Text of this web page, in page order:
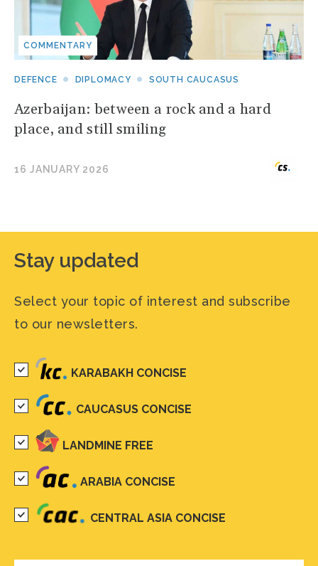
COMMENTARY
DEFENCE DIPLOMACY SOUTH CAUCASUS
Azerbaijan: between a rock and a hard
place, and still smiling
16 JANUARY 2026
Stay updated
Select your topic of interest and subscribe
to our newsletters.
KARABAKH CONCISE
CAUCASUS CONCISE
LANDMINE FREE
ARABIA CONCISE
CENTRAL ASIA CONCISE